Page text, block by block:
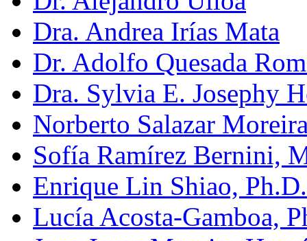
Dra. Andrea Irías Mata
Dr. Adolfo Quesada
Dra. Sylvia E. Josephy
Norberto Salazar
Sofía Ramírez Bernini,
Enrique Lin Shiao, Ph.D.
Lucía Acosta-Gamboa,